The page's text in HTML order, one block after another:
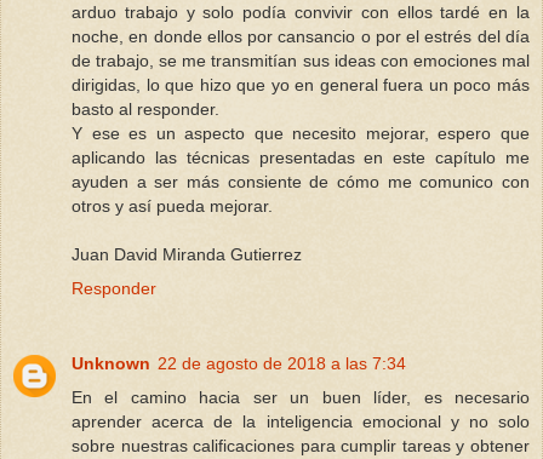
arduo trabajo y solo podía convivir con ellos tardé en la
noche, en donde ellos por cansancio o por el estrés del día
de trabajo, se me transmitían sus ideas con emociones mal
dirigidas, lo que hizo que yo en general fuera un poco más
basto al responder.
Y ese es un aspecto que necesito mejorar, espero que
aplicando las técnicas presentadas en este capítulo me
ayuden a ser más consiente de cómo me comunico con
otros y así pueda mejorar.
Juan David Miranda Gutierrez
Responder
Unknown 22 de agosto de 2018 a las 7:34
En el camino hacia ser un buen líder, es necesario
aprender acerca de la inteligencia emocional y no solo
sobre nuestras calificaciones para cumplir tareas y obtener